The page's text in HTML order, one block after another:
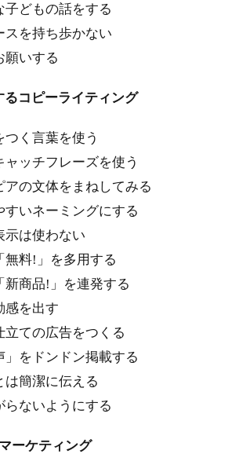
子どもの話をする
スを持ち歩かない
願いする
コピーライティング
く言葉を使う
ッチフレーズを使う
アの文体をまねしてみる
すいネーミングにする
示は使わない
無料!」を多用する
新商品!」を連発する
感を出す
立ての広告をつくる
」をドンドン掲載する
は簡潔に伝える
らないようにする
ーケティング